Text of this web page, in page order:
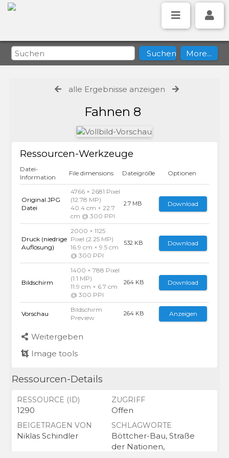
alle Ergebnisse anzeigen
Fahnen 8
Ressourcen-Werkzeuge
Datei-
Information
File dimensions Dateigröße Optionen
Original JPG
Datei
4766 × 2681 Pixel
(12.78 MP)
40.4 cm × 22.7
cm @ 300 PPI
2.7 MB Download
Druck (niedrige
Auflösung)
2000 × 1125
Pixel (2.25 MP)
16.9 cm × 9.5 cm
@ 300 PPI
532 KB Download
Bildschirm
1400 × 788 Pixel
(1.1 MP)
11.9 cm × 6.7 cm
@ 300 PPI
264 KB Download
Vorschau
Bildschirm
Preview
264 KB Anzeigen
Weitergeben
Image tools
Ressourcen-Details
RESSOURCE (ID)
1290
ZUGRIFF
Offen
BEIGETRAGEN VON
Niklas Schindler
SCHLAGWORTE
Böttcher-Bau, Straße
der Nationen,